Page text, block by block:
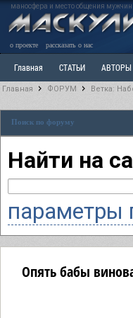
маносфера и место общения мужчин
о проекте рассказать о нас
Главная СТАТЬИ АВТОРЫ
РАЗДЕЛ: Разное
Главная ФОРУМ Ветка:
Поиск по форуму
Найти на
параметры
Опять бабы